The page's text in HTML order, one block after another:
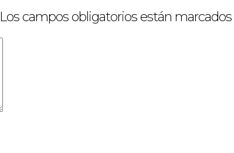
Los campos obligatorios están